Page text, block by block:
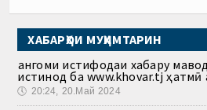
ХАБАРҲОИ МУҲИМТАРИН
Ҳангоми истифодаи хабару
истинод ба www.khovar.tj ҳатмӣ
🕔 20:24, 20.Май 2024